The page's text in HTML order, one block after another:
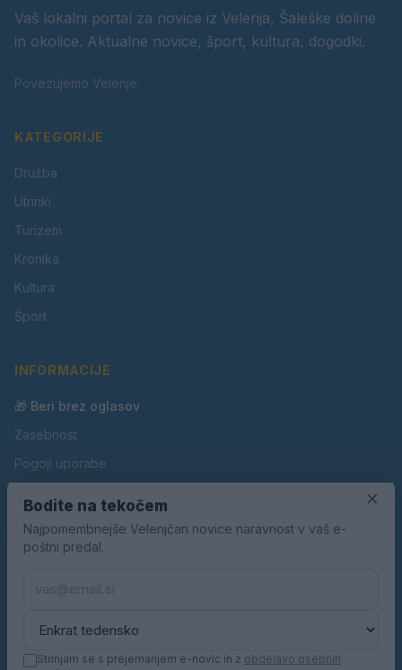
Vaš lokalni portal za novice iz Velenja, Šaleške doline
in okolice. Aktualne novice, šport, kultura, dogodki.
Povezujemo Velenje.
KATEGORIJE
Družba
Utrinki
Turizem
Kronika
Kultura
Šport
INFORMACIJE
🎁 Beri brez oglasov
Zasebnost
Pogoji uporabe
Oglaševanje
Kontakt
×
Bodite na tekočem
Najpomembnejše Velenjčan novice naravnost v vaš e-
poštni predal.
Strinjam se s prejemanjem e-novic in z obdelavo osebnih